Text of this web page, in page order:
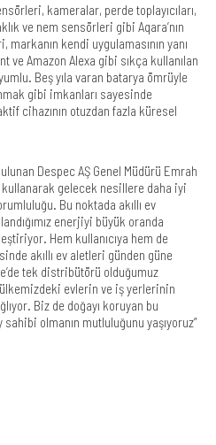
kameralar, perde toplayıcıları,
ve nem sensörleri gibi Aqara’nın
kendi uygulamasının yanı
ve Amazon Alexa gibi sıkça kullanılan
Beş yıla varan batarya ömrüyle
gibi imkanları sayesinde
cihazının otuzdan fazla küresel
Despec AŞ Genel Müdürü Emrah
gelecek nesillere daha iyi
Bu noktada akıllı ev
enerjiyi büyük oranda
Hem kullanıcıya hem de
akıllı ev aletleri günden güne
tek distribütörü olduğumuz
evlerin ve iş yerlerinin
Biz de doğayı koruyan bu
olmanın mutluluğunu yaşıyoruz”